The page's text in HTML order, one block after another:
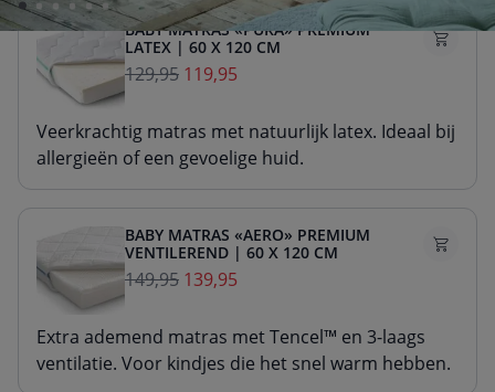
BABY MATRAS «PURA» PREMIUM
LATEX | 60 X 120 CM
129,95 119,95
Veerkrachtig matras met natuurlijk latex. Ideaal bij
allergieën of een gevoelige huid.
BABY MATRAS «AERO» PREMIUM
VENTILEREND | 60 X 120 CM
149,95 139,95
Extra ademend matras met Tencel™ en 3-laags
ventilatie. Voor kindjes die het snel warm hebben.